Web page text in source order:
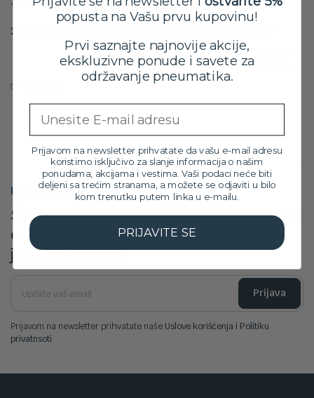
215/50 R17 GOODYEAR VECTOR 4SEASONS G3 95W XL FP
21,499.00
sa PDV-om
Prijavite se na newsletter
Šaljemo Vam poruke sa informacijama
o novim proizvodima, rasprodajama i
još mnogo toga
Prijava
Prijavom na newsletter prihvatate naše Uslove korišćenja i Politiku
privatnsoti
popusta na Vašu prvu kupovinu!
Prvi saznajte najnovije akcije,
ekskluzivne ponude i savete za
održavanje pneumatika.
Prijavom na newsletter prihvatate da vašu e-mail adresu
koristimo isključivo za slanje informacija o našim
ponudama, akcijama i vestima. Vaši podaci neće biti
deljeni sa trećim stranama, a možete se odjaviti u bilo
kom trenutku putem linka u e-mailu.
PRIJAVITE SE